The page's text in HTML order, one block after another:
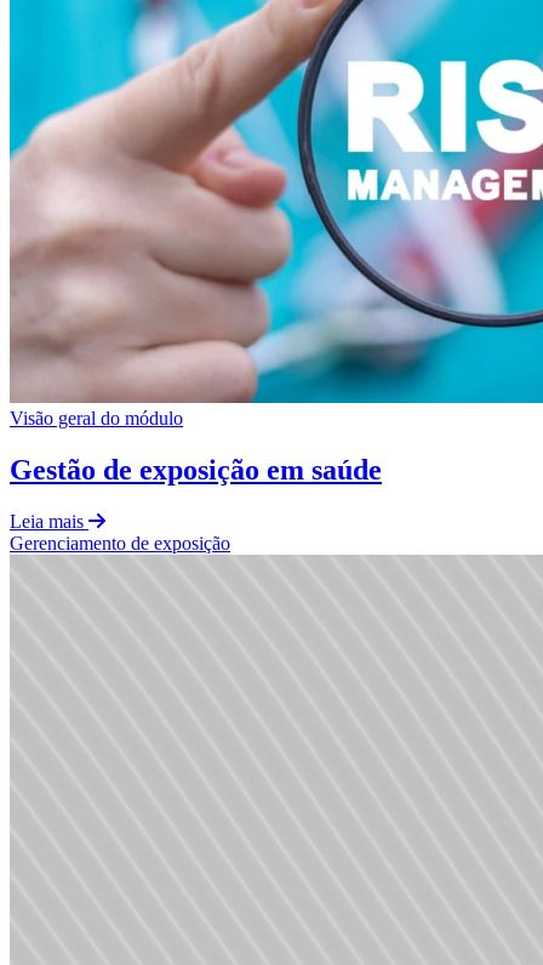
Visão geral do módulo
Gestão de exposição em saúde
Leia mais
Gerenciamento de exposição